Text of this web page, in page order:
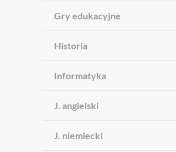
Gry edukacyjne
Historia
Informatyka
J. angielski
J. niemiecki